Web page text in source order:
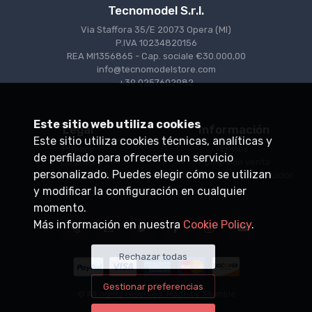
Tecnomodel S.r.l.
Via Staffora 35/E 20073 Opera (MI)
P.IVA 10234820156
REA MI1356865 - Cap. sociale €30.000,00
info@tecnomodelstore.com
+39 0257602982
Legal
Cookies
Condiciones de venta
Información
Puntos de venta
Conviértase en distribuidor
© All rights reserved. Made by
Este sitio web utiliza cookies
Este sitio utiliza cookies técnicas, analíticas y
de perfilado para ofrecerte un servicio
personalizado. Puedes elegir cómo se utilizan
y modificar la configuración en cualquier
momento.
Más información en nuestra Cookie Policy.
Rechazar todas
Gestionar preferencias